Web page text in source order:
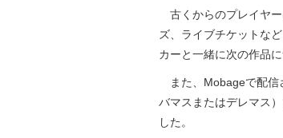
古くからのプレイヤー
ズ、ライブチケットな
カーと一緒に次の作品
また、Mobageで配信
バマスまたはデレマス
した。